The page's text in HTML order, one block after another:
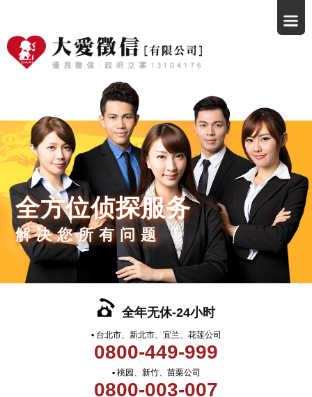
全方位侦探服务
解决您所有问题
全年无休-24小时
▪ 台北市、新北市、宜兰、花莲公司
0800-449-999
▪ 桃园、新竹、苗栗公司
0800-003-007